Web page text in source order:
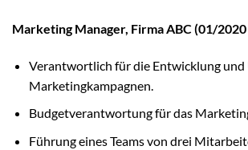
Marketing Manager, Firma ABC (01/
Verantwortlich für die Entwicklung und
Marketingkampagnen.
Budgetverantwortung für das
Führung eines Teams von drei